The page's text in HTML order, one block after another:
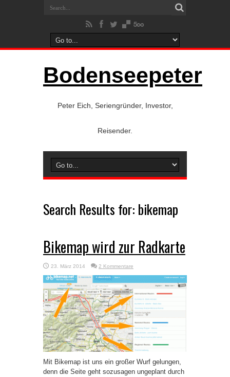
Bodenseepeter
Peter Eich, Seriengründer, Investor,
Reisender.
Search Results for: bikemap
Bikemap wird zur Radkarte
23. März 2014 2 Kommentare
Mit Bikemap ist uns ein großer Wurf gelungen,
denn die Seite geht sozusagen ungeplant durch